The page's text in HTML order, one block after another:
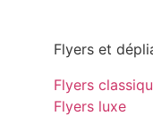
Flyers et
Flyers
Flyers luxe